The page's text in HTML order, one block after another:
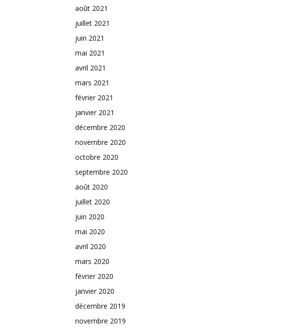
août 2021
juillet 2021
juin 2021
mai 2021
avril 2021
mars 2021
février 2021
janvier 2021
décembre 2020
novembre 2020
octobre 2020
septembre 2020
août 2020
juillet 2020
juin 2020
mai 2020
avril 2020
mars 2020
février 2020
janvier 2020
décembre 2019
novembre 2019